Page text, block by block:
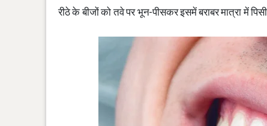
रीठे के बीजों को तवे पर भून-पीसकर इसमें बराबर मात्रा में